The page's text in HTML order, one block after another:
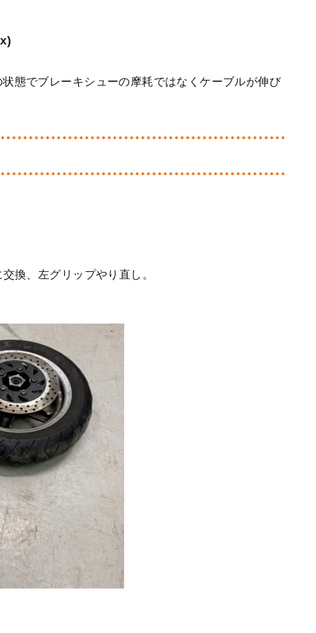
態でブレーキシューの摩耗ではなくケーブルが伸び
換、左グリップやり直し。